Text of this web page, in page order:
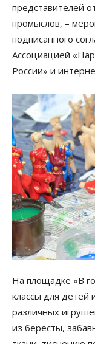
представителей
промыслов, –
подписанного
Ассоциацией
России» и
На площадке «В
классы для детей
различных
из бересты,